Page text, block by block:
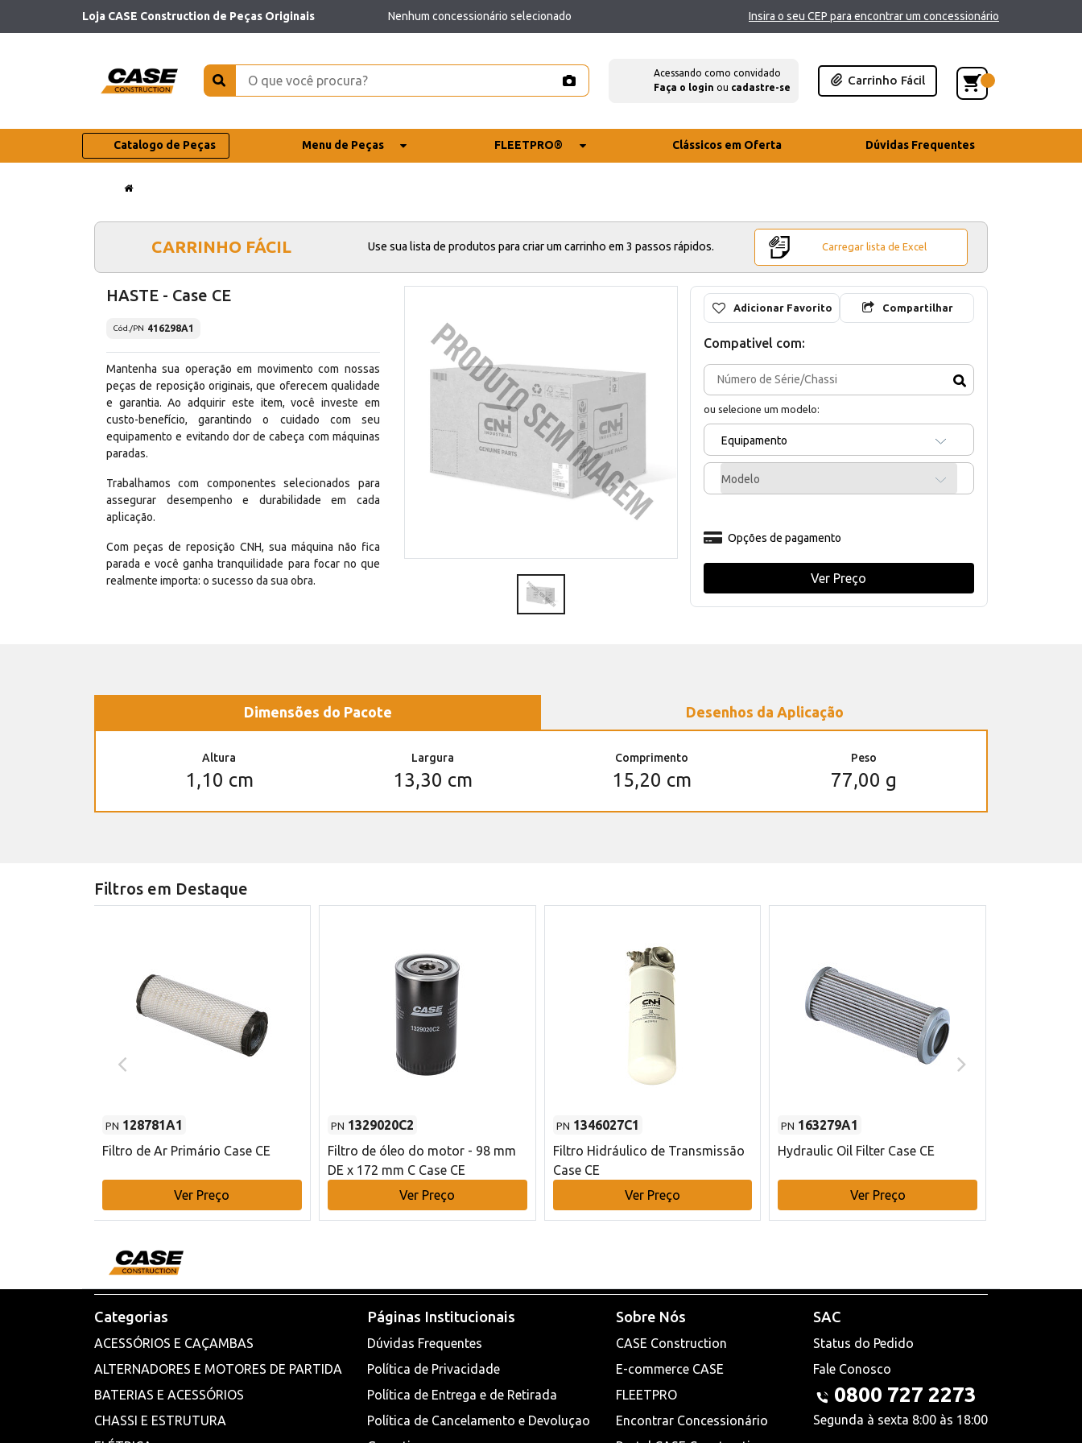
Loja CASE Construction de Peças Originais Nenhum concessionário selecionado Insira o seu CEP para encontrar um concessionário
Acessando como convidado
Faça o login ou cadastre-se
Carrinho Fácil
Catalogo de Peças Menu de Peças FLEETPRO® Clássicos em Oferta Dúvidas Frequentes
CARRINHO FÁCIL Use sua lista de produtos para criar um carrinho em 3 passos rápidos. Carregar lista de Excel
HASTE - Case CE
Cód./PN 416298A1
Mantenha sua operação em movimento com nossas
peças de reposição originais, que oferecem qualidade
e garantia. Ao adquirir este item, você investe em
custo-benefício, garantindo o cuidado com seu
equipamento e evitando dor de cabeça com máquinas
paradas.
Trabalhamos com componentes selecionados para
assegurar desempenho e durabilidade em cada
aplicação.
Com peças de reposição CNH, sua máquina não fica
parada e você ganha tranquilidade para focar no que
realmente importa: o sucesso da sua obra.
Adicionar Favorito Compartilhar
Compativel com:
ou selecione um modelo:
Equipamento
Modelo
Opções de pagamento
Ver Preço
Dimensões do Pacote Desenhos da Aplicação
Altura
1,10 cm
Largura
13,30 cm
Comprimento
15,20 cm
Peso
77,00 g
Filtros em Destaque
PN 128781A1
Filtro de Ar Primário Case CE
Ver Preço
PN 1329020C2
Filtro de óleo do motor - 98 mm
DE x 172 mm C Case CE
Ver Preço
PN 1346027C1
Filtro Hidráulico de Transmissão
Case CE
Ver Preço
PN 163279A1
Hydraulic Oil Filter Case CE
Ver Preço
Categorias
ACESSÓRIOS E CAÇAMBAS
ALTERNADORES E MOTORES DE PARTIDA
BATERIAS E ACESSÓRIOS
CHASSI E ESTRUTURA
Páginas Institucionais
Dúvidas Frequentes
Política de Privacidade
Política de Entrega e de Retirada
Política de Cancelamento e Devoluçao
Sobre Nós
CASE Construction
E-commerce CASE
FLEETPRO
Encontrar Concessionário
SAC
Status do Pedido
Fale Conosco
0800 727 2273
Segunda à sexta 8:00 às 18:00